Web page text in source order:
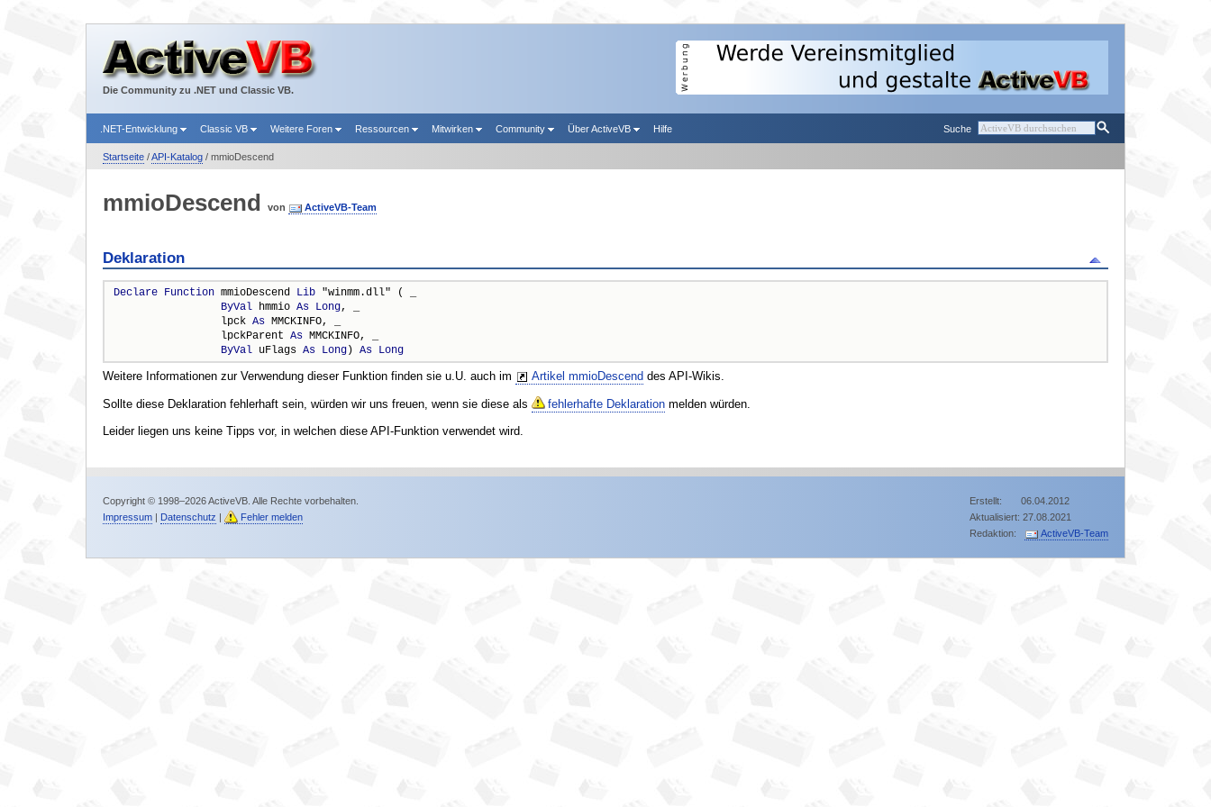
Die Community zu .NET und Classic VB.
Suche
.NET-Entwicklung Classic VB Weitere Foren Ressourcen Mitwirken Community Über ActiveVB Hilfe
Startseite/API-Katalog/ mmioDescend
mmioDescend von ActiveVB-Team
Deklaration
Declare Function mmioDescend Lib "winmm.dll" ( _
ByVal hmmio As Long, _
                 lpck
As MMCKINFO, _
                 lpckParent
As MMCKINFO, _
ByVal uFlags As Long) As Long
Weitere Informationen zur Verwendung dieser Funktion finden sie u.U. auch im Artikel mmioDescend des API-Wikis.
Sollte diese Deklaration fehlerhaft sein, würden wir uns freuen, wenn sie diese als fehlerhafte Deklarationmelden würden.
Leider liegen uns keine Tipps vor, in welchen diese API-Funktion verwendet wird.
Erstellt: 06.04.2012
Aktualisiert: 27.08.2021
Redaktion:
ActiveVB-Team
Copyright © 1998–2026 ActiveVB. Alle Rechte vorbehalten.
Impressum| Datenschutz Fehler melden